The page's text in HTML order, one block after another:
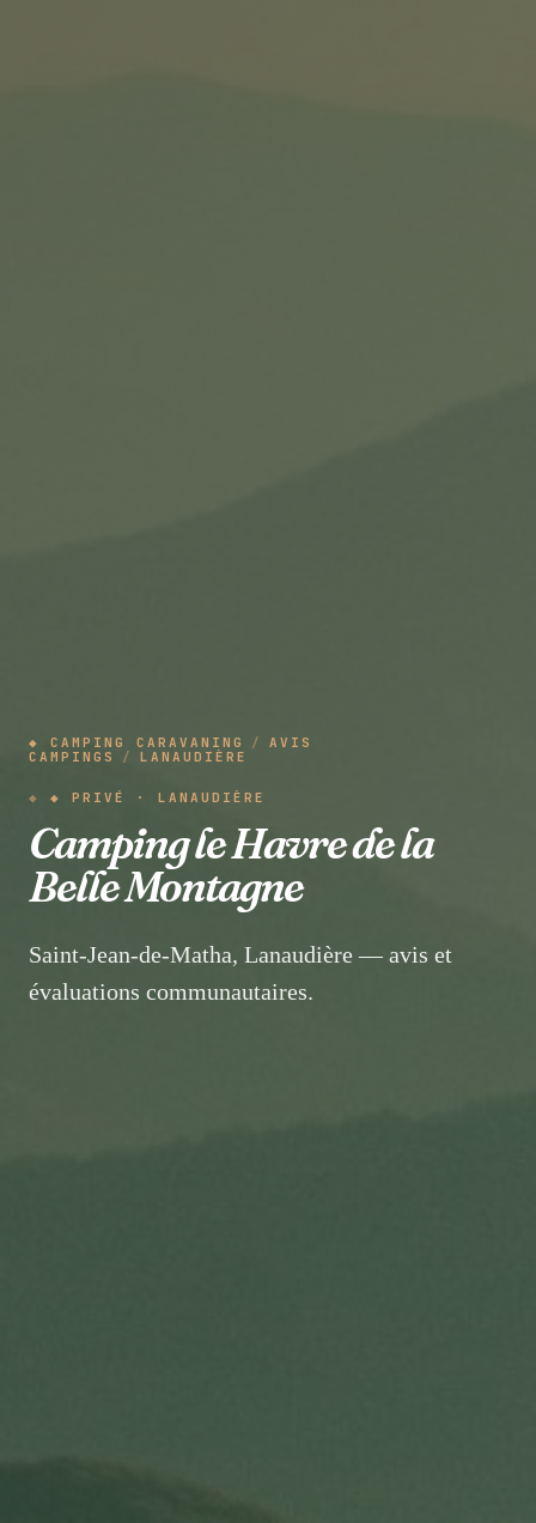
◆ CAMPING CARAVANING /
AVIS
CAMPINGS
/ LANAUDIÈRE
◆ PRIVÉ · LANAUDIÈRE
Camping le Havre de la
Belle Montagne
Saint-Jean-de-Matha, Lanaudière — avis et
évaluations communautaires.